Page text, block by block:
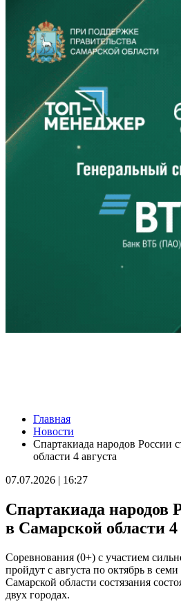
В Кошкинском районе
территорий
08.08.2026 | 08:07
+32 °C и вечерний дождь: погода в
08.08.2026 | 07:08
ракетную и беспилотную опасность
08.08.2026 | 04:40
В Большой Глушице появится зона
Вячеслав Федорищев: "Важно
сердцем болеет за нашу Самарскую
вклад в ее развитие"
07.08.2026 | 21:21
Главная
Новости
Спартакиада народов России
области 4 августа
07.07.2026 | 16:27
Спартакиада народов
в Самарской области 4
Соревнования (0+) с участием
пройдут с августа по октябрь в
Самарской области состязания
двух городах.